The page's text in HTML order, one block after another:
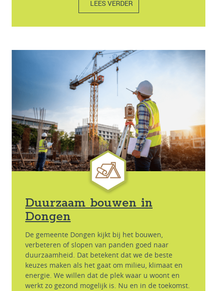
LEES VERDER
Duurzaam bouwen in
Dongen
De gemeente Dongen kijkt bij het bouwen,
verbeteren of slopen van panden goed naar
duurzaamheid. Dat betekent dat we de beste
keuzes maken als het gaat om milieu, klimaat en
energie. We willen dat de plek waar u woont en
werkt zo gezond mogelijk is. Nu en in de toekomst.